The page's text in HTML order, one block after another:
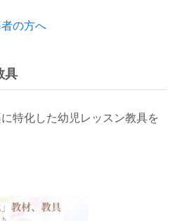
の方へ
具
特化した幼児レッスン教具を